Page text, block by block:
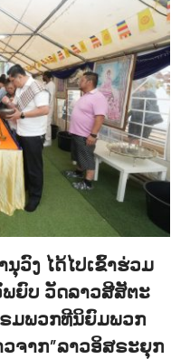
ວົງ ໄດ້ໄປເຂົ້າຮ່ວມ
ຍົບ ວັດລາວສີສັຕະ
ຣມພວກທີນິຍົມພວກ
ຈາກ”ລາວອິສຣະຍຸກ